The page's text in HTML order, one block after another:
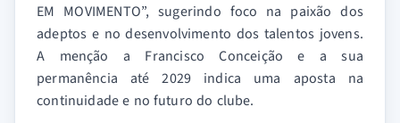
EM MOVIMENTO”, sugerindo foco na paixão dos
adeptos e no desenvolvimento dos talentos jovens.
A menção a Francisco Conceição e a sua
permanência até 2029 indica uma aposta na
continuidade e no futuro do clube.